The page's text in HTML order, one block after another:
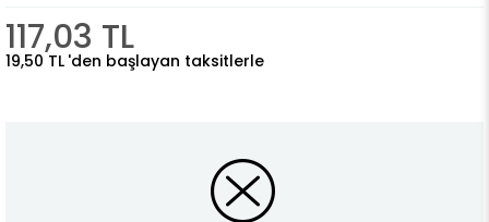
117,03 TL
19,50 TL 'den başlayan taksitlerle